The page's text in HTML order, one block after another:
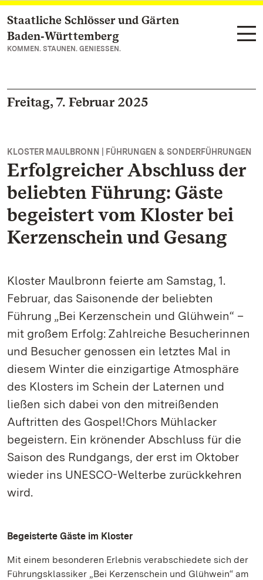
Zum Hauptinhalt springen
Staatliche Schlösser und Gärten
Baden‑Württemberg
KOMMEN. STAUNEN. GENIESSEN.
Freitag, 7. Februar 2025
KLOSTER MAULBRONN | FÜHRUNGEN & SONDERFÜHRUNGEN
Erfolgreicher Abschluss der
beliebten Führung: Gäste
begeistert vom Kloster bei
Kerzenschein und Gesang
Kloster Maulbronn feierte am Samstag, 1.
Februar, das Saisonende der beliebten
Führung „Bei Kerzenschein und Glühwein“ –
mit großem Erfolg: Zahlreiche Besucherinnen
und Besucher genossen ein letztes Mal in
diesem Winter die einzigartige Atmosphäre
des Klosters im Schein der Laternen und
ließen sich dabei von den mitreißenden
Auftritten des Gospel!Chors Mühlacker
begeistern. Ein krönender Abschluss für die
Saison des Rundgangs, der erst im Oktober
wieder ins UNESCO-Welterbe zurückkehren
wird.
Begeisterte Gäste im Kloster
Mit einem besonderen Erlebnis verabschiedete sich der
Führungsklassiker „Bei Kerzenschein und Glühwein“ am